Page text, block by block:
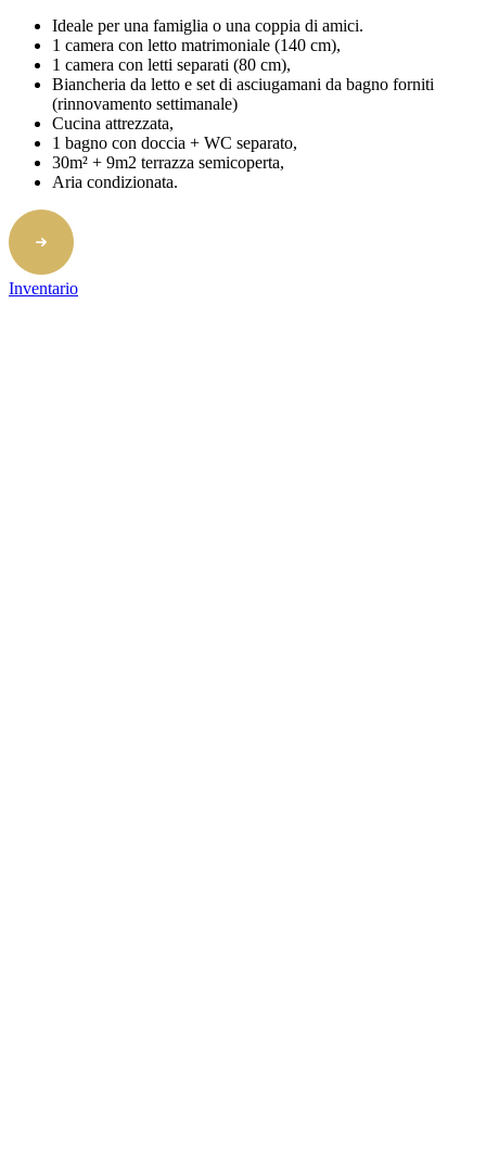
Ideale per una famiglia o una coppia di amici.
1 camera con letto matrimoniale (140 cm),
1 camera con letti separati (80 cm),
Biancheria da letto e set di asciugamani da bagno forniti
(rinnovamento settimanale)
Cucina attrezzata,
1 bagno con doccia + WC separato,
30m² + 9m2 terrazza semicoperta,
Aria condizionata.
Inventario